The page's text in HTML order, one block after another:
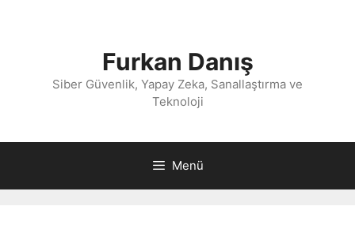
Furkan Danış
Siber Güvenlik, Yapay Zeka, Sanallaştırma ve
Teknoloji
Menü